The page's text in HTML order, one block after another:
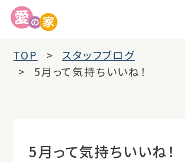
TOP
スタッフブログ
5月って気持ちいいね！
5月って気持ちいいね！